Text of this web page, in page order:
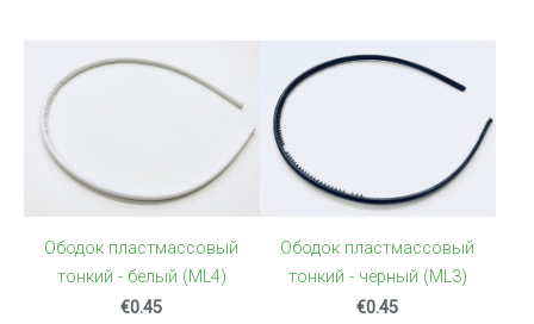
Ободок пластмассовый
тонкий - белый (ML4)
€0.45
Ободок пластмассовый
тонкий - чёрный (ML3)
€0.45